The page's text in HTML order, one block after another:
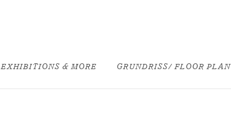
EXHIBITIONS & MORE GRUNDRISS/ FLOOR PLAN